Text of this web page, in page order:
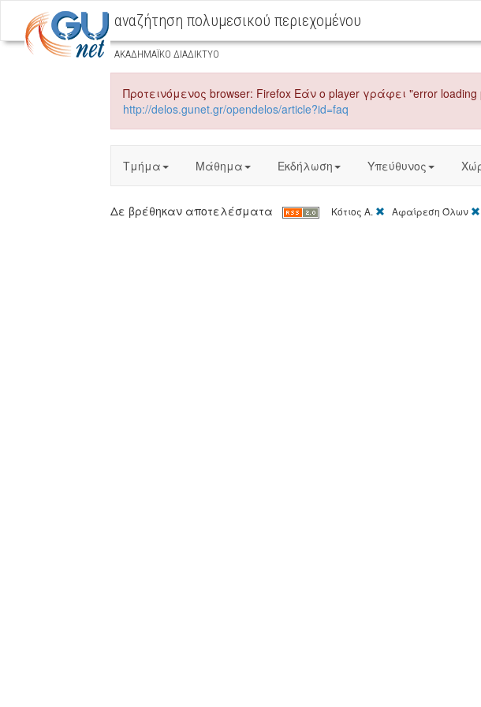
αναζήτηση πολυμεσικού περιεχομένου
ΑΚΑΔΗΜΑΪΚΟ ΔΙΑΔΙΚΤΥΟ
Προτεινόμενος browser: Firefox Εάν ο player γράφει "error
http://delos.gunet.gr/opendelos/article?id=faq
Τμήμα Μάθημα Εκδήλωση Υπεύθυνος
Δε βρέθηκαν αποτελέσματα Kότιος A. [X]Αφαίρεση Όλων